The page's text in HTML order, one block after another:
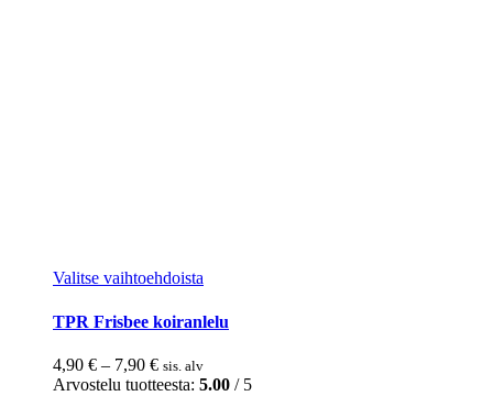
Valitse vaihtoehdoista
on
useampi
Voit
tehdä
TPR Frisbee koiranlelu
4,90 € – 7,90 €Hintaluokka:
4,90 €
sis. alv
Arvostelu tuotteesta: 5.00 / 5